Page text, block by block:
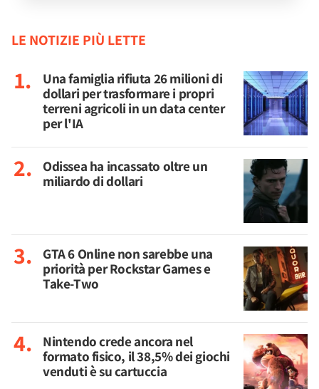
LE NOTIZIE PIÙ LETTE
Una famiglia rifiuta 26 milioni di
dollari per trasformare i propri
terreni agricoli in un data center
per l'IA
Odissea ha incassato oltre un
miliardo di dollari
GTA 6 Online non sarebbe una
priorità per Rockstar Games e
Take-Two
Nintendo crede ancora nel
formato fisico, il 38,5% dei giochi
venduti è su cartuccia